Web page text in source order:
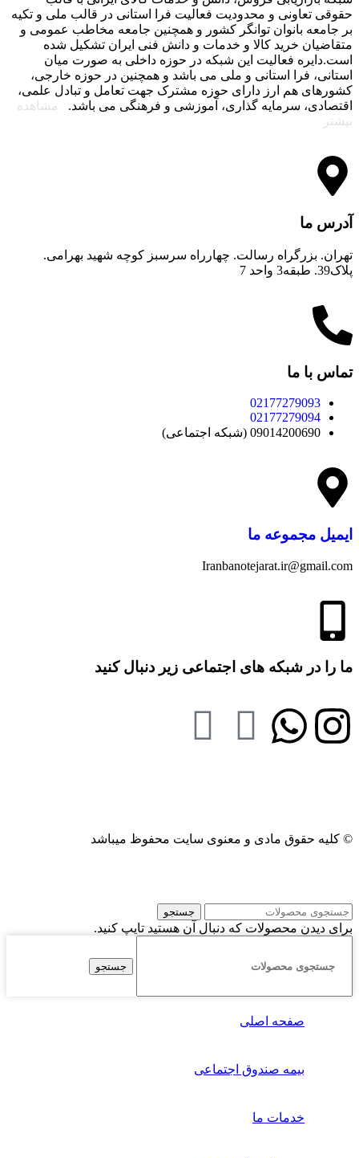
حقوقی تعاونی و محدودیت فعالیت فرا استانی در قالب ملی و تکیه
بر جامعه بانوان توانگر کشور و همچنین جامعه مخاطب عمومی و
متقاضیان خرید کالا و خدمات و دانش فنی ایران تشکیل شده
است.دایره فعالیت این شبکه در حوزه داخلی به صورت میان
استانی، فرا استانی و ملی می باشد و همچنین در حوزه خارجی،
کشورهای هم ارز دارای حوزه مشترک جهت تعامل و تبادل علمی،
اقتصادی، سرمایه گذاری، آموزشی و فرهنگی می باشد.
مشاهده
بیشتر
آدرس ما
تهران. بزرگراه رسالت. چهارراه سرسبز کوچه شهید بهرامی.
پلاک39. طبقه3 واحد 7
تماس با ما
02177279093
02177279094
09014200690 (شبکه اجتماعی)
ایمیل مجموعه ما
Iranbanotejarat.ir@gmail.com
ما را در شبکه های اجتماعی زیر دنبال کنید
© کلیه حقوق مادی و معنوی سایت محفوظ میباشد
جستجو
برای دیدن محصولات که دنبال آن هستید تایپ کنید.
جستجو
صفحه اصلی
بیمه صندوق اجتماعی
خدمات ما